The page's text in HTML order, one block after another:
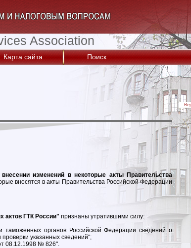
Association
Карта сайта Поиск
изменений в некоторые акты Правительства
вносятся в акты Правительства Российской Федерации
актов ГТК России" признаны утратившими силу:
органов Российской Федерации сведений о
указанных сведений";
08.12.1998 № 826".